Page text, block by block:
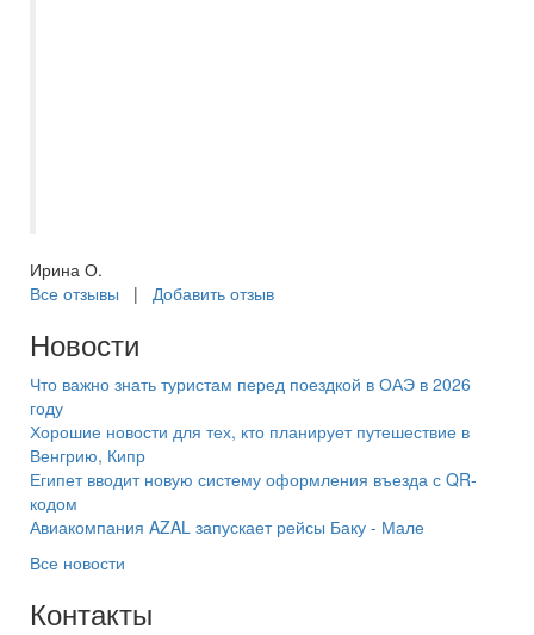
Ирина О.
Все отзывы | Добавить отзыв
Новости
Что важно знать туристам перед поездкой в ОАЭ в 2026
году
Хорошие новости для тех, кто планирует путешествие в
Венгрию, Кипр
Египет вводит новую систему оформления въезда с QR-
кодом
Авиакомпания AZAL запускает рейсы Баку - Мале
Все новости
Контакты